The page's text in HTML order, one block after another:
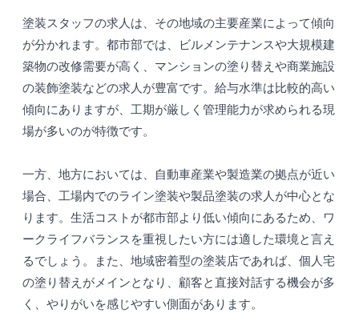
塗装スタッフの求人は、その地域の主要産業によって傾向
が分かれます。都市部では、ビルメンテナンスや大規模建
築物の改修需要が高く、マンションの塗り替えや商業施設
の装飾塗装などの求人が豊富です。給与水準は比較的高い
傾向にありますが、工期が厳しく管理能力が求められる現
場が多いのが特徴です。
一方、地方においては、自動車産業や製造業の拠点が近い
場合、工場内でのライン塗装や製品塗装の求人が中心とな
ります。生活コストが都市部より低い傾向にあるため、ワ
ークライフバランスを重視したい方には適した環境と言え
るでしょう。また、地域密着型の塗装店であれば、個人宅
の塗り替えがメインとなり、顧客と直接対話する機会が多
く、やりがいを感じやすい側面があります。